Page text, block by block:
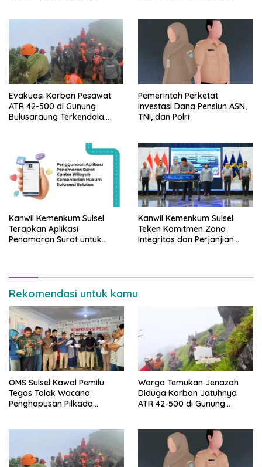
Evakuasi Korban Pesawat
ATR 42-500 di Gunung
Bulusaraung Terkendala
Pemerintah Perketat
Investasi Dana Pensiun ASN,
TNI, dan Polri
Kanwil Kemenkum Sulsel
Terapkan Aplikasi
Penomoran Surat untuk
Kanwil Kemenkum Sulsel
Teken Komitmen Zona
Integritas dan Perjanjian
Rekomendasi untuk kamu
OMS Sulsel Kawal Pemilu
Tegas Tolak Wacana
Penghapusan Pilkada
Warga Temukan Jenazah
Diduga Korban Jatuhnya
ATR 42-500 di Gunung